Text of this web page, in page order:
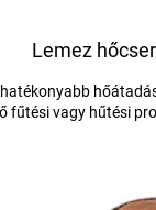
Lemez
fűtési vagy hűtési